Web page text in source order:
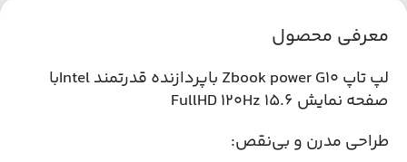
معرفی محصول
لپ تاپ Zbook power G10 باپردازنده قدرتمند Intelبا
صفحه نمایش 15.6 FullHD 120Hz
طراحی مدرن و بی‌نقص: